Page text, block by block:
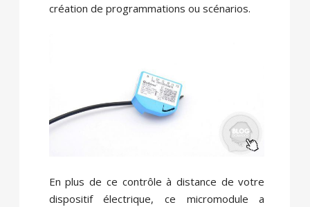
création de programmations ou scénarios.
En plus de ce contrôle à distance de votre
dispositif électrique, ce micromodule a